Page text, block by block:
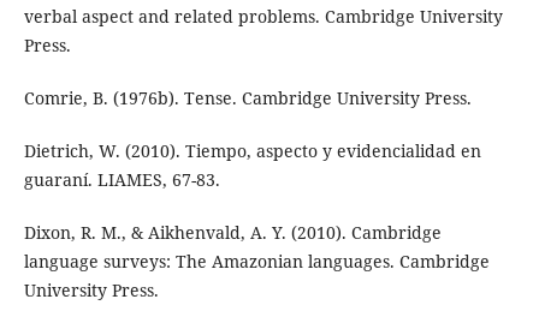
verbal aspect and related problems. Cambridge University
Press.
Comrie, B. (1976b). Tense. Cambridge University Press.
Dietrich, W. (2010). Tiempo, aspecto y evidencialidad en
guaraní. LIAMES, 67-83.
Dixon, R. M., & Aikhenvald, A. Y. (2010). Cambridge
language surveys: The Amazonian languages. Cambridge
University Press.